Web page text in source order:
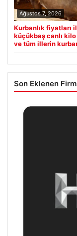
Ağustos 7, 2026
Kurbanlık fiyatları
küçükbaş canlı
ve tüm illerin
Son Eklenen